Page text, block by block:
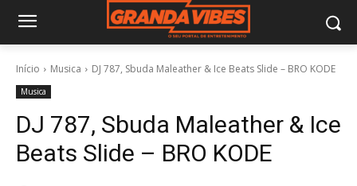
Início Musica DJ 787, Sbuda Maleather & Ice Beats Slide – BRO KODE
Musica
DJ 787, Sbuda Maleather & Ice
Beats Slide – BRO KODE